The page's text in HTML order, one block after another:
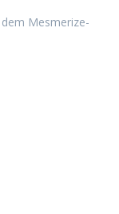
Mesmerize-